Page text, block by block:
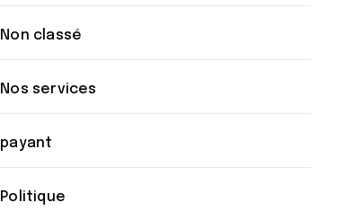
Non classé
Nos services
payant
Politique